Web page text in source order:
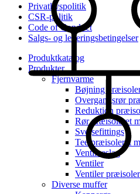
Privatlivspolitik
CSR-politik
Code of Conduct
Salgs- og leveringsbetingelser
Produktkatalog
Produkter
Fjernvarme
Bøjning
Overgangsrør
Reduktion
Rør præisoleret
Svejsefittings
Tee præisoleret
Ventilbeslag
Ventiler
Ventiler
Diverse muffer